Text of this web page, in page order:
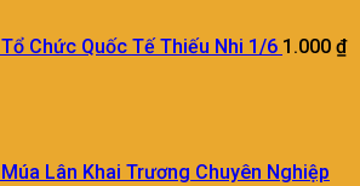
Tổ Chức Quốc Tế Thiếu Nhi 1/6 1.000 ₫
Múa Lân Khai Trương Chuyên Nghiệp